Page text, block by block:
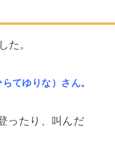
た。
てゆりな）さん。
ったり、叫んだ